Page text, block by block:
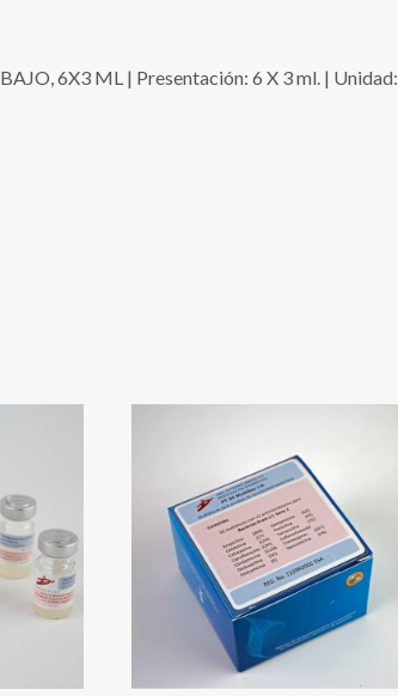
6X3 ML | Presentación: 6 X 3 ml. | Unidad: